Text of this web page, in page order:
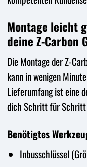
Montage leicht
deine Z-Carbon
Die Montage der Z-
kann in wenigen
Lieferumfang ist eine
dich Schritt für Schritt
Benötigtes
Inbusschlüssel